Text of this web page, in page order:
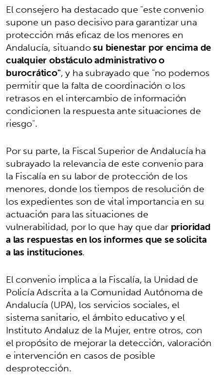
El consejero ha destacado que "este convenio
supone un paso decisivo para garantizar una
protección más eficaz de los menores en
Andalucía, situandosu bienestar por encima de
cualquier obstáculo administrativo o
burocrático", y ha subrayado que "no podemos
permitir que la falta de coordinación o los
retrasos en el intercambio de información
condicionen la respuesta ante situaciones de
riesgo".
Por su parte, la Fiscal Superior de Andalucía ha
subrayado la relevancia de este convenio para
la Fiscalía en su labor de protección de los
menores, donde los tiempos de resolución de
los expedientes son de vital importancia en su
actuación para las situaciones de
vulnerabilidad, por lo que hay que darprioridad
a las respuestas en los informes que se solicita
a las instituciones.
El convenio implica a la Fiscalía, la Unidad de
Policía Adscrita a la Comunidad Autónoma de
Andalucía (UPA), los servicios sociales, el
sistema sanitario, el ámbito educativo y el
Instituto Andaluz de la Mujer, entre otros, con
el propósito de mejorar la detección, valoración
e intervención en casos de posible
desprotección.